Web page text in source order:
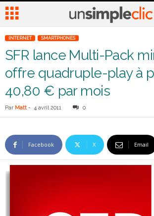
INTERNET SMARTPHONES
SFR lance Multi-Pack
offre quadruple-play à
40,80 € par mois
Par Matt - 4 avril 2011 0
Facebook X Email